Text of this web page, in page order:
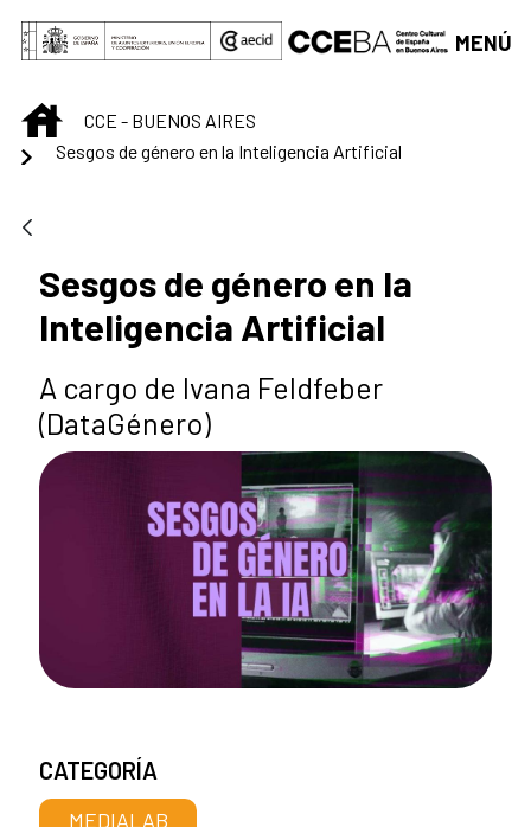
Saltar al contenido principal
MENÚ
INICIOCCE - BUENOS AIRES
Sesgos de género en la Inteligencia Artificial
Sesgos de género en la
Inteligencia Artificial
A cargo de Ivana Feldfeber
(DataGénero)
CATEGORÍA
MEDIALAB